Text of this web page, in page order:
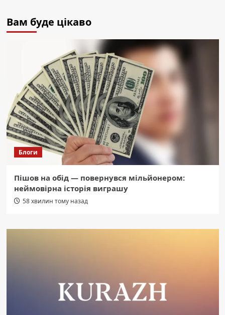
Вам буде цікаво
Блоги
Пішов на обід — повернувся мільйонером:
неймовірна історія виграшу
58 хвилин тому назад